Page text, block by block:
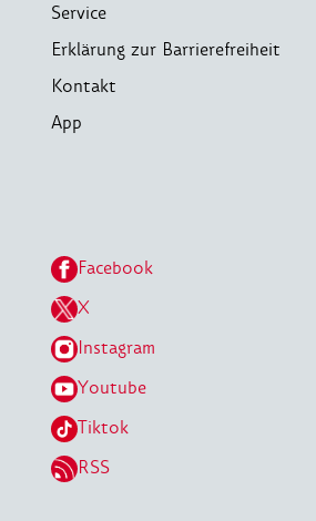
Service
Erklärung zur Barrierefreiheit
Kontakt
App
Facebook
X
Instagram
Youtube
Tiktok
RSS